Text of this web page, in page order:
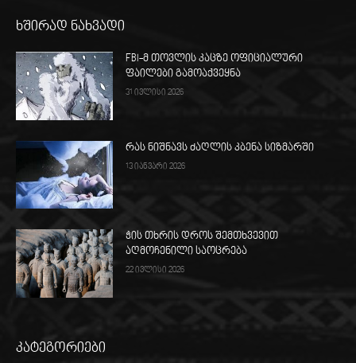
ხშირად ნახვადი
FBI-მ თოვლის კაცზე ოფიციალური
ფაილები გამოაქვეყნა
31 ივლისი 2026
რას ნიშნავს ძაღლის კბენა სიზმარში
13 იანვარი 2026
ჭის თხრის დროს შემთხვევით
აღმოჩენილი საოცრება
22 ივლისი 2026
კატეგორიები